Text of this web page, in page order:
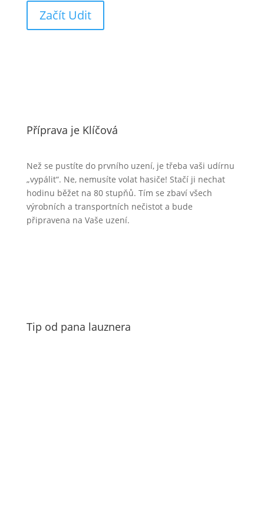
Začít Udit
Příprava je Klíčová
Než se pustíte do prvního uzení, je třeba vaši udírnu
„vypálit“. Ne, nemusíte volat hasiče! Stačí ji nechat
hodinu běžet na 80 stupňů. Tím se zbaví všech
výrobních a transportních nečistot a bude
připravena na Vaše uzení.
Tip od pana lauznera